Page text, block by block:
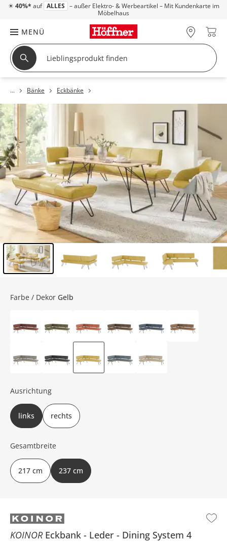
☀ 40%* auf ALLES – außer Elektro- & Werbeartikel – Mit Kundenkarte im
Möbelhaus
MENÜ
Bänke Eckbänke
KOINOR Eckbank Leder Dining System 4
Farbe / Dekor Gelb
Ausrichtung
links rechts
Gesamtbreite
217 cm 237 cm